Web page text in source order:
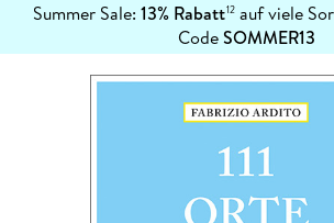
Summer Sale: 13% Rabatt12auf viele
CodeSOMMER13
erfahren